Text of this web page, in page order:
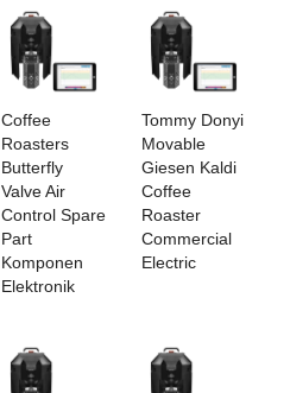
Coffee
Roasters
Butterfly
Valve Air
Control Spare
Part
Komponen
Elektronik
Tommy Donyi
Movable
Giesen Kaldi
Coffee
Roaster
Commercial
Electric